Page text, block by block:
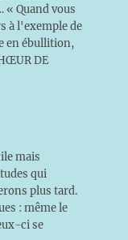
Quand vous
à l'exemple de
en ébullition,
DE
mais
qui
plus tard.
: même le
ci se